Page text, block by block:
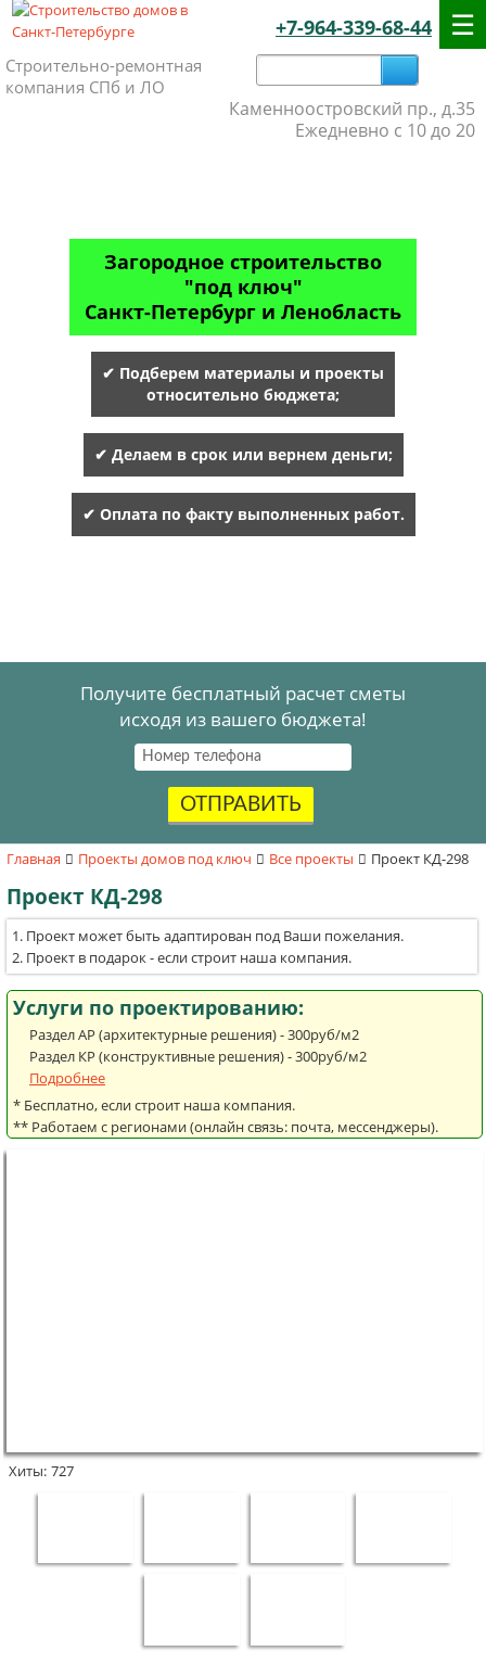
+7-964-339-68-44
Строительно-ремонтная
компания СПб и ЛО
Каменноостровский пр., д.35
Ежедневно с 10 до 20
Загородное строительство
"под ключ"
Санкт-Петербург и Ленобласть
✔ Подберем материалы и проекты
относительно бюджета;
✔ Делаем в срок или вернем деньги;
✔ Оплата по факту выполненных работ.
Получите бесплатный расчет сметы
исходя из вашего бюджета!
ОТПРАВИТЬ
Главная Проекты домов под ключ Все проекты Проект КД-298
Проект КД-298
Проект может быть адаптирован под Ваши пожелания.
Проект в подарок - если строит наша компания.
Услуги по проектированию:
Раздел АР (архитектурные решения) - 300руб/м2
Раздел КР (конструктивные решения) - 300руб/м2
Подробнее
* Бесплатно, если строит наша компания.
** Работаем с регионами (онлайн связь: почта, мессенджеры).
Хиты: 727